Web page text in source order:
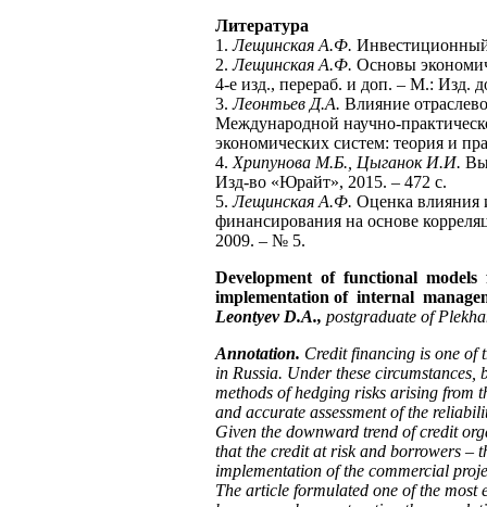
Литература
1.Лещинская А.Ф.
2.Лещинская А.Ф. Основы
4-е изд., перераб. и доп. – М.: Изд.
3.Леонтьев Д.А. Влияние
Международной научно-
экономических систем: теория и
4.Хрипунова М.Б., Цыганок И.И.
Изд-во «Юрайт», 2015. – 472 с.
5.Лещинская А.Ф. Оценка влияния
финансирования на основе
2009. – № 5.
Development of functional
implementation of internal
Leontyev D.A., postgraduate of
Annotation. Credit financing is one of
in Russia. Under these
methods of hedging risks arising from
and accurate assessment of the
Given the downward trend of credit
that the credit at risk and borrowers –
implementation of the commercial
The article formulated one of the